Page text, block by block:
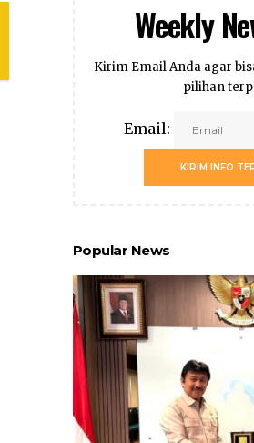
Weekly
Kirim Email Anda agar
pilihan
Email:
KIRIM INFO
Popular News